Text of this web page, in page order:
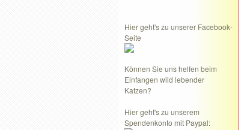
Hier geht's zu unserer Facebook-
Seite
Können Sie uns helfen beim
Einfangen wild lebender
Katzen?
Hier geht's zu unserem
Spendenkonto mit Paypal: